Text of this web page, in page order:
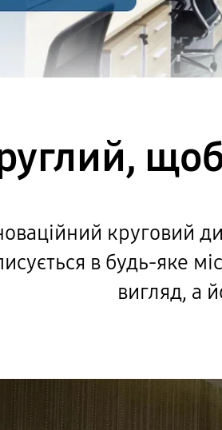
круговий
в будь-яке
вигляд, а